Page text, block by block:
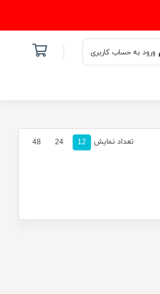
ورود به حساب کاربری
تعداد نمایش 12
24
48